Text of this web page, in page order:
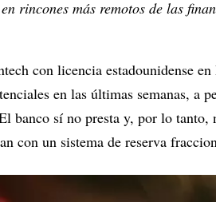
rincones más remotos de las
con licencia estadounidense
en las últimas semanas, a
banco sí no presta y, por lo
con un sistema de reserva